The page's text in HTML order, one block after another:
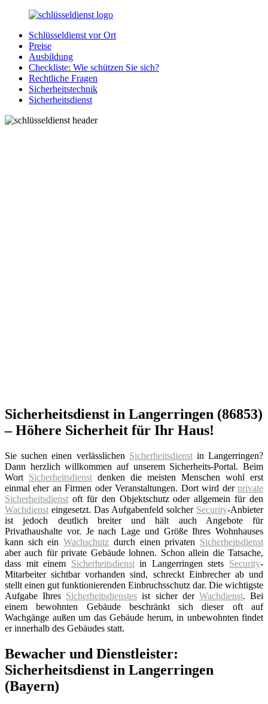
Zurück
Inhalt
SchluesseldienstDirekt.de
Ihre
Notlage
wird
gelöst!
Schlüsseldienst vor Ort
Preise
Ausbildung
Checkliste: Wie schützen Sie sich?
Rechtliche Fragen
Sicherheitstechnik
Sicherheitsdienst
Sicherheitsdienst in Langerringen (86853)
– Höhere Sicherheit für Ihr Haus!
Sie suchen einen verlässlichen Sicherheitsdienstin Langerringen?
Dann herzlich willkommen auf unserem Sicherheits-Portal. Beim
Wort Sicherheitsdienst denken die meisten Menschen wohl erst
einmal eher an Firmen oder Veranstaltungen. Dort wird der private
Sicherheitsdienst oft für den Objektschutz oder allgemein für den
Wachdienst eingesetzt. Das Aufgabenfeld solcher Security-Anbieter
ist jedoch deutlich breiter und hält auch Angebote für
Privathaushalte vor. Je nach Lage und Größe Ihres Wohnhauses
kann sich einWachschutz durch einen privaten Sicherheitsdienst
aber auch für private Gebäude lohnen. Schon allein die Tatsache,
dass mit einem Sicherheitsdienstin Langerringen stets Security-
Mitarbeiter sichtbar vorhanden sind, schreckt Einbrecher ab und
stellt einen gut funktionierenden Einbruchsschutz dar. Die wichtigste
Aufgabe Ihres Sicherheitsdienstes ist sicher der Wachdienst. Bei
einem bewohnten Gebäude beschränkt sich dieser oft auf
Wachgänge außen um das Gebäude herum, in unbewohnten findet
er innerhalb des Gebäudes statt.
Bewacher und Dienstleister:
Sicherheitsdienst in Langerringen
(Bayern)